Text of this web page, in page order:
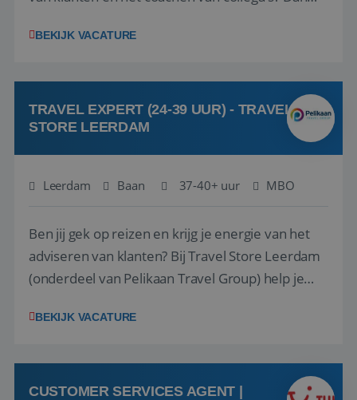
(onderdeel van Pelikaan Travel Group) zoeken
team het reisbureau verder...
BEKIJK VACATURE
TRAVEL EXPERT (24-39 UUR) - TRAVEL
STORE LEERDAM
Leerdam Baan 37-40+ uur MBO
Ben jij gek op reizen en krijg je energie van het
adviseren van klanten? Bij Travel Store Leerdam
(onderdeel van Pelikaan Travel Group) help je
vinden. Samen maken we van elke reis een
hebt in de reisbranche of j...
BEKIJK VACATURE
CUSTOMER SERVICES AGENT |